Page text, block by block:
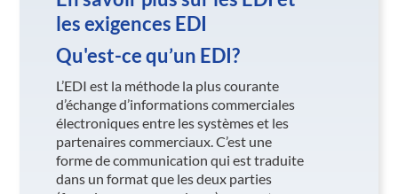
les exigences EDI
Qu'est-ce qu’un EDI?
L’EDI est la méthode la plus courante
d’échange d’informations commerciales
électroniques entre les systèmes et les
partenaires commerciaux. C’est une
forme de communication qui est traduite
dans un format que les deux parties